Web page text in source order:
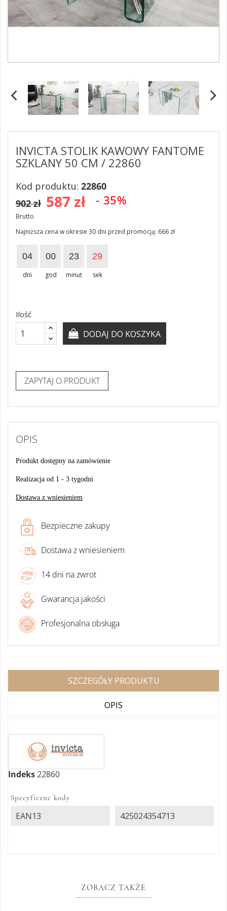
OPIS
Produkt dostępny na zamówienie
Realizacja od 1 - 3 tygodni
Dostawa z wniesieniem
Bezpieczne zakupy
Dostawa z wniesieniem
14 dni na zwrot
Gwarancja jakości
Profesjonalna obsługa
INVICTA STOLIK KAWOWY FANTOME
SZKLANY 50 CM / 22860
Kod produktu: 22860
587 zł - 35%
902 zł
Brutto
Najniższa cena w okresie 30 dni przed promocją: 666 zł
04
dni
00
god
23
minut
28
sek
Ilość
DODAJ DO KOSZYKA
ZAPYTAJ O PRODUKT
SZCZEGÓŁY PRODUKTU
OPIS
Indeks 22860
Specyficzne kody
EAN13 425024354713
ZOBACZ TAKŻE